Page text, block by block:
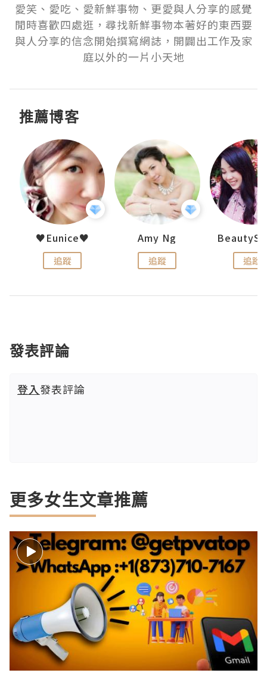
愛笑、愛吃、愛新鮮事物、更愛與人分享的感覺
閒時喜歡四處逛，尋找新鮮事物本著好的東西要
與人分享的信念開始撰寫網誌，開闢出工作及家
庭以外的一片小天地
推薦博客
♥Eunice♥
追蹤
Amy Ng
追蹤 追蹤
發表評論
登入發表評論
更多女生文章推薦